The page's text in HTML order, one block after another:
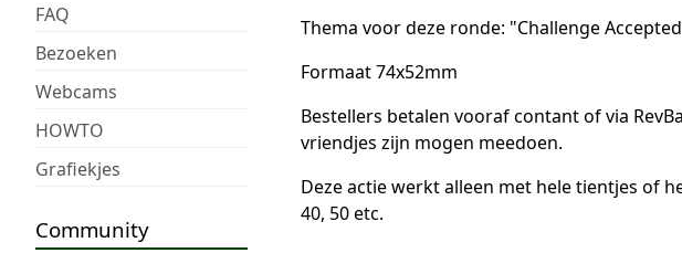
FAQ
Bezoeken
Webcams
HOWTO
Grafiekjes
Community
Thema voor deze ronde: "Challenge
Formaat 74x52mm
Bestellers betalen vooraf contant of via
vriendjes zijn mogen meedoen.
Deze actie werkt alleen met hele tientjes of
40, 50 etc.